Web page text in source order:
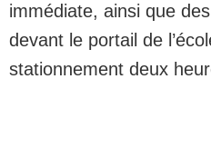
immédiate, ainsi que
devant le portail de
stationnement deux